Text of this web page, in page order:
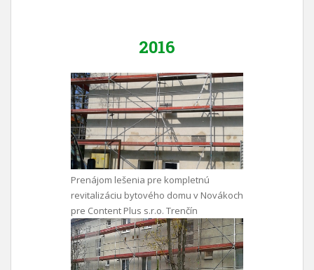
2016
Prenájom lešenia pre kompletnú
revitalizáciu bytového domu v Novákoch
pre Content Plus s.r.o. Trenčín